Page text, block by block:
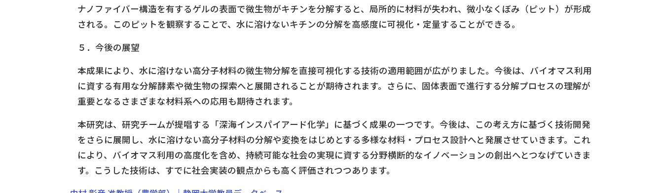
ナノファイバー構造を有するゲルの表面で微生物がキチンを分解すると、局所的に材料が失われ、微小なくぼみ（ピット）が形成
される。このピットを観察することで、水に溶けないキチンの分解を高感度に可視化・定量することができる。
５．今後の展望
本成果により、水に溶けない高分子材料の微生物分解を直接可視化する技術の適用範囲が広がりました。今後は、バイオマス利用
に資する有用な分解酵素や微生物の探索へと展開されることが期待されます。さらに、固体表面で進行する分解プロセスの理解が
重要となるさまざまな材料系への応用も期待されます。
本研究は、研究チームが提唱する「深海インスパイアード化学」に基づく成果の一つです。今後は、この考え方に基づく技術開発
をさらに展開し、水に溶けない高分子材料の分解や変換をはじめとする多様な材料・プロセス設計へと発展させていきます。これ
により、バイオマス利用の高度化を含め、持続可能な社会の実現に資する分野横断的なイノベーションの創出へとつなげていきま
す。こうした技術は、すでに社会実装の観点からも高く評価されつつあります。